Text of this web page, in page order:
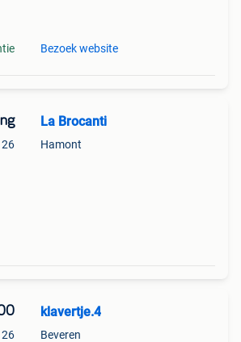
Bezoek website
La Brocanti
Hamont
26
klavertje.4
Beveren